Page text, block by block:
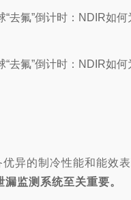
异的制冷性能和能
监测系统至关重要。